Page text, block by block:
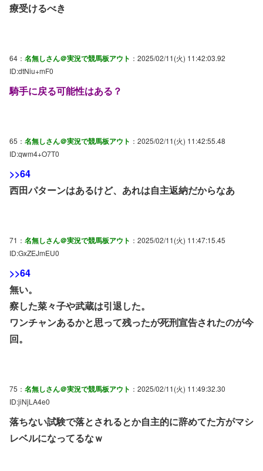
療受けるべき
64： 名無しさん＠実況で競馬板アウト ：2025/02/11(火) 11:42:03.92
ID:dtNiu+mF0
騎手に戻る可能性はある？
65： 名無しさん＠実況で競馬板アウト ：2025/02/11(火) 11:42:55.48
ID:qwm4+O7T0
>>64
西田パターンはあるけど、あれは自主返納だからなあ
71： 名無しさん＠実況で競馬板アウト ：2025/02/11(火) 11:47:15.45
ID:GxZEJmEU0
>>64
無い。
察した菜々子や武蔵は引退した。
ワンチャンあるかと思って残ったが死刑宣告されたのが今
回。
75： 名無しさん＠実況で競馬板アウト ：2025/02/11(火) 11:49:32.30
ID:jiNjLA4e0
落ちない試験で落とされるとか自主的に辞めてた方がマシ
レベルになってるなｗ